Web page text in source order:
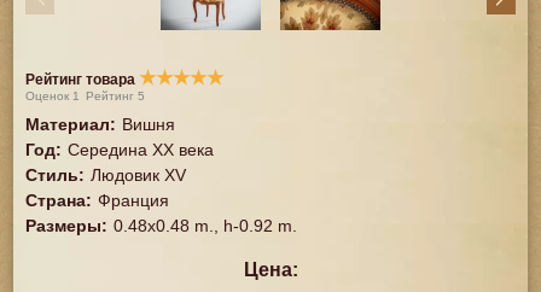
Рейтинг товара ★★★★★
Оценок 1 Рейтинг5
Материал: Вишня
Год: Середина XX векa
Стиль: Людовик XV
Страна: Франция
Размеры: 0.48x0.48 m., h-0.92 m.
Цена: